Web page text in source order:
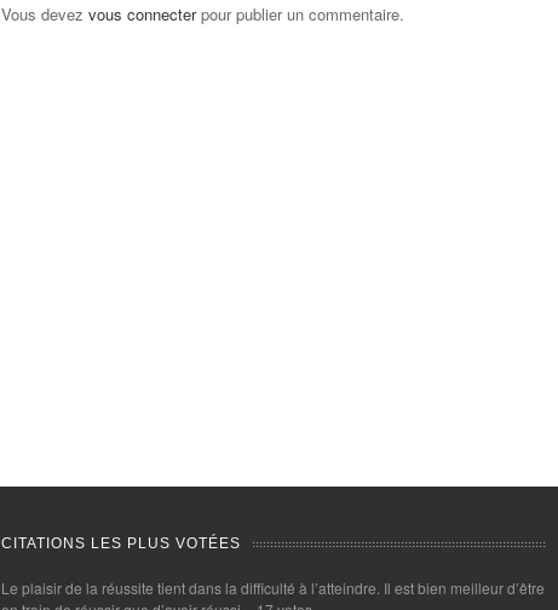
Vous devez vous connecterpour publier un commentaire.
CITATIONS LES PLUS VOTÉES
Le plaisir de la réussite tient dans la difficulté à l’atteindre. Il est bien meilleur d’être